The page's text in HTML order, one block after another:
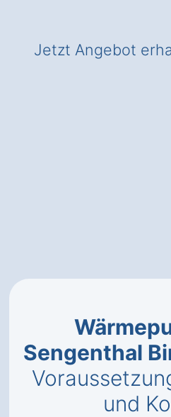
Jetzt Angebot
Sengenthal
und